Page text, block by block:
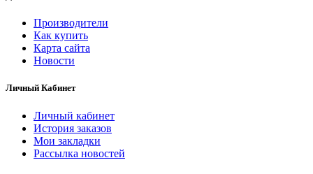
Производители
Как купить
Карта сайта
Новости
Личный Кабинет
Личный кабинет
История заказов
Мои закладки
Рассылка новостей